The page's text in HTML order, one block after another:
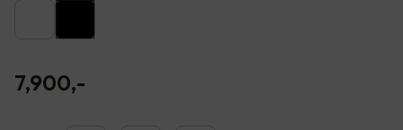
7,900,-